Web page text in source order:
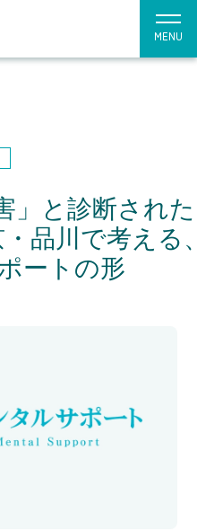
MENU
」と診断された
品川で考える
ートの形